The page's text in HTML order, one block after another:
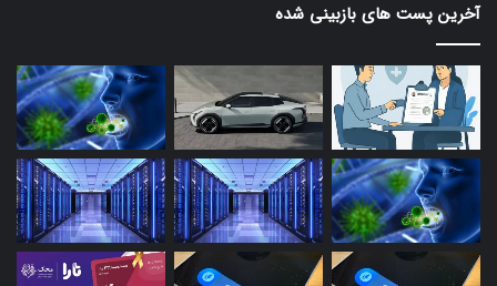
آخرین پست های بازبینی شده